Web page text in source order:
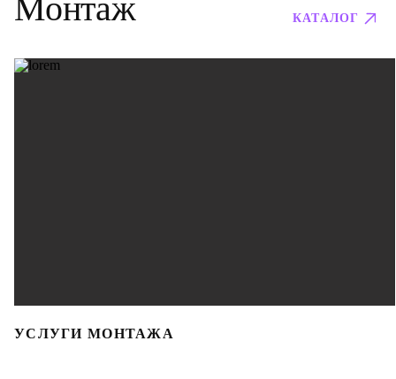
Монтаж КАТАЛОГ
УСЛУГИ МОНТАЖА